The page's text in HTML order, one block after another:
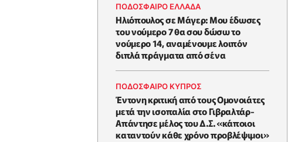
ΠΟΔΟΣΦΑΙΡΟ ΕΛΛΑΔΑ
Ηλιόπουλος σε Μάγερ: Μου έδωσες
του νούμερο 7 θα σου δώσω το
νούμερο 14, αναμένουμε λοιπόν
διπλά πράγματα από σένα
ΠΟΔΟΣΦΑΙΡΟ ΚΥΠΡΟΣ
Έντονη κριτική από τους Ομονοιάτες
μετά την ισοπαλία στο Γιβραλτάρ-
Απάντησε μέλος του Δ.Σ. «κάποιοι
καταντούν κάθε χρόνο προβλέψιμοι»